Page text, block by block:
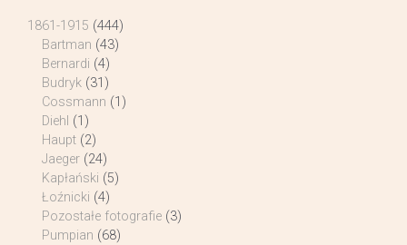
1861-1915 (444)
Bartman (43)
Bernardi (4)
Budryk (31)
Cossmann (1)
Diehl (1)
Haupt (2)
Jaeger (24)
Kapłański (5)
Łoźnicki (4)
Pozostałe fotografie (3)
Pumpian (68)